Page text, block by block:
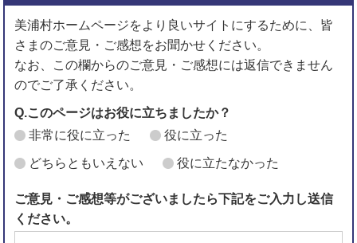
美浦村ホームページをより良いサイトにするために、皆
さまのご意見・ご感想をお聞かせください。
なお、この欄からのご意見・ご感想には返信できません
のでご了承ください。
Q.このページはお役に立ちましたか？
非常に役に立った
役に立った
どちらともいえない 役に立たなかった
ご意見・ご感想等がございましたら下記をご入力し送信
ください。